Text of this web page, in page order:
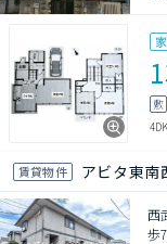
敷
4DK
賃貸物件 アビタ東南
西
歩